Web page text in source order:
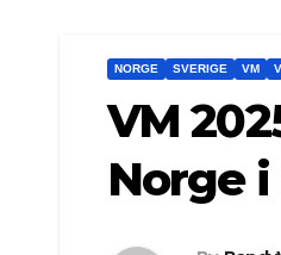
NORGE SVERIGE VM
VM
Norge